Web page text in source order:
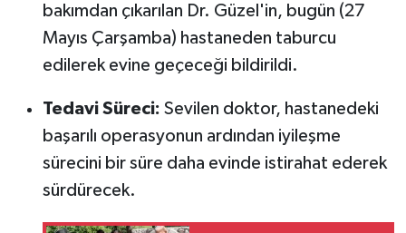
bakımdan çıkarılan Dr. Güzel'in, bugün (27
Mayıs Çarşamba) hastaneden taburcu
edilerek evine geçeceği bildirildi.
Tedavi Süreci: Sevilen doktor, hastanedeki
başarılı operasyonun ardından iyileşme
sürecini bir süre daha evinde istirahat ederek
sürdürecek.